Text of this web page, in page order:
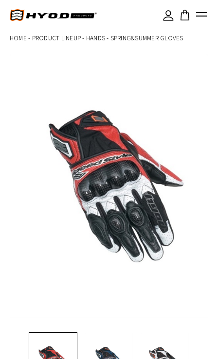
HOME - PRODUCT LINEUP- HANDS- SPRING&SUMMER GLOVES ×